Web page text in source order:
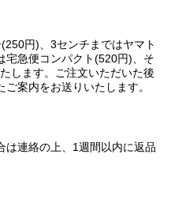
円)、3センチまではヤマト
宅急便コンパクト(520円)、そ
します。ご注文いただいた後
案内をお送りいたします。
は連絡の上、1週間以内に返品